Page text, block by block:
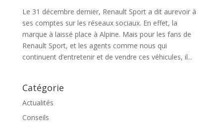
Le 31 décembre dernier, Renault Sport a dit aurevoir à
ses comptes sur les réseaux sociaux. En effet, la
marque à laissé place à Alpine. Mais pour les fans de
Renault Sport, et les agents comme nous qui
continuent d’entretenir et de vendre ces véhicules, il...
Catégorie
Actualités
Conseils